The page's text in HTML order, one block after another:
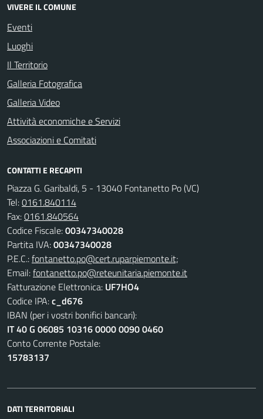
VIVERE IL COMUNE
Eventi
Luoghi
Il Territorio
Galleria Fotografica
Galleria Video
Attività economiche e Servizi
Associazioni e Comitati
CONTATTI E RECAPITI
Piazza G. Garibaldi, 5 - 13040 Fontanetto Po (VC)
Tel:0161.840114
Fax:0161.840564
Codice Fiscale:00347340028
Partita IVA:00347340028
P.E.C.:fontanetto.po@cert.ruparpiemonte.it;
Email:fontanetto.po@reteunitaria.piemonte.it
Fatturazione Elettronica: UF7HO4
Codice IPA:c_d676
IBAN (per i vostri bonifici bancari):
IT 40 G 06085 10316 0000 0090 0460
Conto Corrente Postale:
15783137
DATI TERRITORIALI